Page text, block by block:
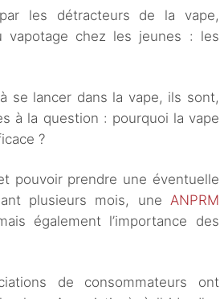
les détracteurs de la vape,
vapotage chez les jeunes : les
se lancer dans la vape, ils sont,
à la question : pourquoi la vape
?
pouvoir prendre une éventuelle
plusieurs mois, une ANPRM
également l’importance des
de consommateurs ont